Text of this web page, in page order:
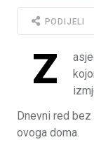
PODIJELI
Z
Dnevni red
ovoga doma.